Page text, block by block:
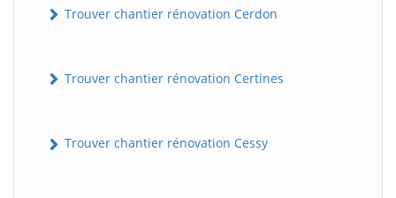
Trouver chantier rénovation Cerdon
Trouver chantier rénovation Certines
Trouver chantier rénovation Cessy